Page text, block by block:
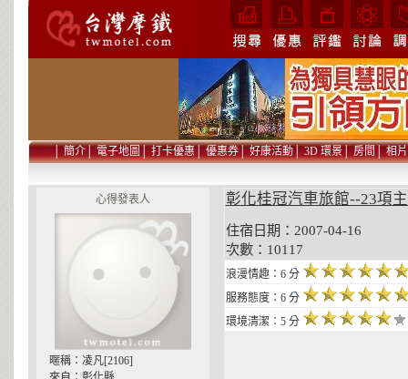
│簡介│電子地圖│打卡優惠│優惠券│好康活動│3D 環景│房間│相片
心得發表人
暱稱：凌凡[2106]
彰化桂冠汽車旅館--23項
住宿日期：2007-04-16
次數：10117
浪漫情趣：6 分
服務態度：6 分
環境清潔：5 分